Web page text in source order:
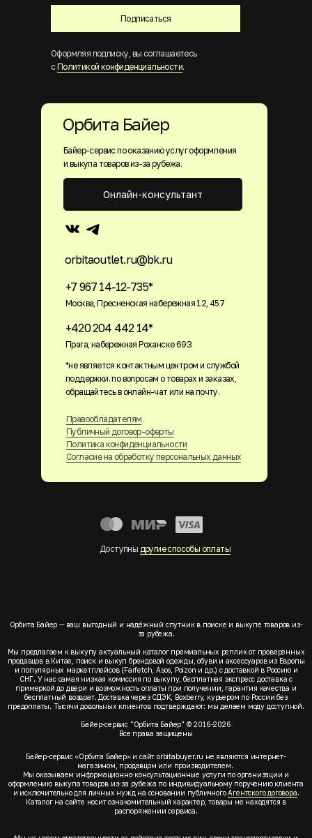
Подписаться
Оформляя подписку, вы соглашаетесь
с Политикой конфиденциальности.
Байер-сервис по оказанию услуг оформления
и выкупа товаров из-за рубежа.
+7 967 14-12-735*
Москва, Пресненская набережная 12, 457
+420 204 442 14*
Прага, набережная Роханске 693
orbitaoutlet.ru@bk.ru
Правообладателям
Публичный договор-оферты
Политика конфиденциальности
Согласие на обработку персональных данных
Онлайн-консультант
Орбита Байер
Доступны другие способы оплаты
*не является контактным центром и службой
поддержки. по вопросам о товарах и заказах,
обращайтесь в онлайн-чат или на почту.
Орбита Байер — ваш выгодный и надёжный спутник в поиске и выкупе товаров из-
за рубежа.
Мы предлагаем к выкупу актуальный каталог премиальных реплик от проверенных
продавцов в Китае, поиск и выкуп брендовой одежды, обуви и аксессуаров из Европы
и популярных маркетплейсов (Farfetch, Asos, Poizon и др.) с доставкой в Россию и
СНГ. У нас самая низкая комиссия по выкупу, бесплатная экспресс доставка с
примеркой до двери и возможность оплаты при получении, гарантия качества и
бесплатный возврат. Доставка через СДЭК, Boxberry, курьером по России без
предоплаты. Тысячи довольных клиентов подтверждают: мы делаем моду доступной.
Байер-сервис "Орбита Байер" © 2016-2026
Все права защищены
Байер-сервис «Орбита Байер» и сайт orbitabuyer.ru не являются интернет-
магазином, продавцом или производителем.
Мы оказываем информационно-консультационные услуги по организации и
оформлению выкупа товаров из-за рубежа по индивидуальному поручению клиента
и исключительно для личных нужд на основании публичногоАгентского договора.
Каталог на сайте носит ознакомительный характер, товары не находятся в
распоряжении сервиса.